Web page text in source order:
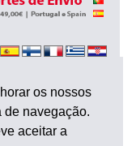
os nossos
de navegação.
aceitar a